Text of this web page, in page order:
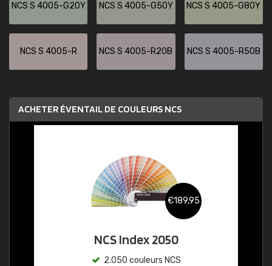
NCS S 4005-G20Y NCS S 4005-G50Y NCS S 4005-G80Y
NCS S 4005-R NCS S 4005-R20B NCS S 4005-R50B
ACHETER ÉVENTAIL DE COULEURS NCS
€189,95
NCS Index 2050
2.050 couleurs NCS